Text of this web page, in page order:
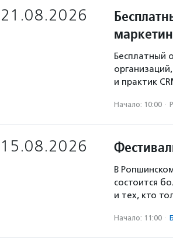
21.08.2026
Бесплатный
и практик
Начало: 10:00 ·
15.08.2026
В
состоится
и тех, кто
Начало: 11:00 ·